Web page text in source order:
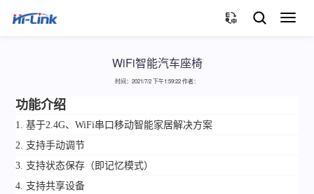
切
WiFi智能汽车座椅
时间：2021/7/2 下午1:59:22 作者：
功能介绍
1. 基于2.4G、WiFi串口移动智能家居解决方案
2. 支持手动调节
3. 支持状态保存（即记忆模式）
4. 支持共享设备